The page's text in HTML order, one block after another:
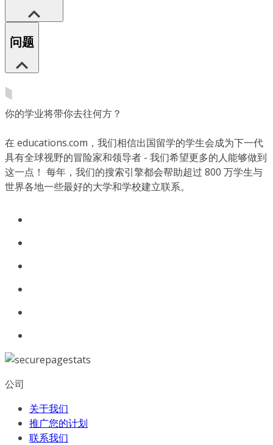
问题
你的学业将带你去往何方？
在 educations.com，我们相信出国留学的学生会成为下一代
具有全球视野的冒险家和领导者 - 我们希望更多的人能够做到
这一点！ 每年，我们的搜索引擎都会帮助超过 800 万学生与
世界各地一些最好的大学和学校建立联系。
公司
关于我们
推广您的计划
联系我们